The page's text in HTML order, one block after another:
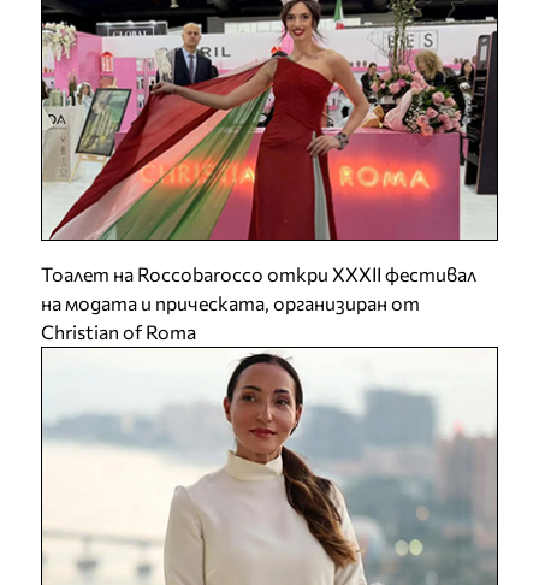
Тоалет на Roccobarocco откри XXXII фестивал
на модата и прическата, организиран от
Christian of Roma